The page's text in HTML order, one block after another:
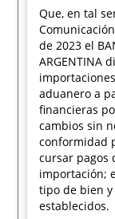
Que, en tal
de 2023 el
ARGENTINA
aduanero a
financieras
cambios sin
conformidad
cursar pagos
importación;
tipo de bien
establecidos.